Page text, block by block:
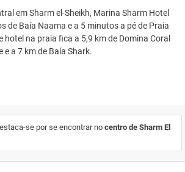
em Sharm el-Sheikh, Marina Sharm Hotel
de Baía Naama e a 5 minutos a pé de Praia
hotel na praia fica a 5,9 km de Domina Coral
e a 7 km de Baía Shark.
se por se encontrar no centro de Sharm El